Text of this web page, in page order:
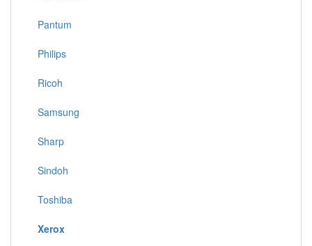
Pantum
Philips
Ricoh
Samsung
Sharp
Sindoh
Toshiba
Xerox